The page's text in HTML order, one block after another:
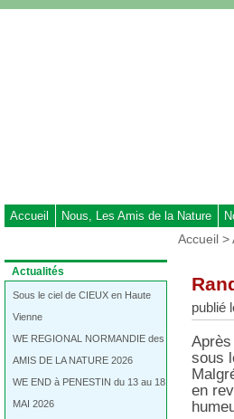
à
la
Accueil Nous, Les Amis de la Nature
Dans
la
rubrique
Actualités
Sous le ciel de CIEUX en Haute
Vienne
WE REGIONAL NORMANDIE des
AMIS DE LA NATURE 2026
WE END à PENESTIN du 13 au 18
MAI 2026
Vous
Accueil >
publié
sous
en